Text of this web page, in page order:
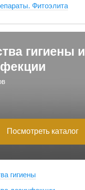
Фитоэлита
гигиены и
Посмотреть каталог
гигиены